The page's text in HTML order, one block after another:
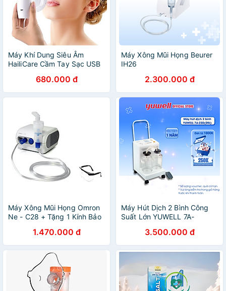
Máy Khí Dung Siêu Âm
HailiCare Cầm Tay Sạc USB
680.000 đ
Máy Xông Mũi Họng Beurer
IH26
2.300.000 đ
Máy Xông Mũi Họng Omron
Ne - C28 + Tặng 1 Kính Bảo
1.470.000 đ
Máy Hút Dịch 2 Bình Công
Suất Lớn YUWELL 7A-
Chính Hãng - Bảo Hành 1
Năm
3.500.000 đ